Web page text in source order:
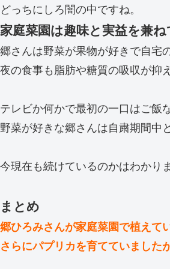
どっちにしろ闇の中ですね。
家庭菜園は趣味と実益を兼ね
郷さんは野菜が果物が好きで自宅
夜の食事も脂肪や糖質の吸収が抑
テレビか何かで最初の一口はご飯
野菜が好きな郷さんは自粛期間中
今現在も続けているのかはわかり
まとめ
郷ひろみさんが家庭菜園で植えて
さらにパプリカを育てていました